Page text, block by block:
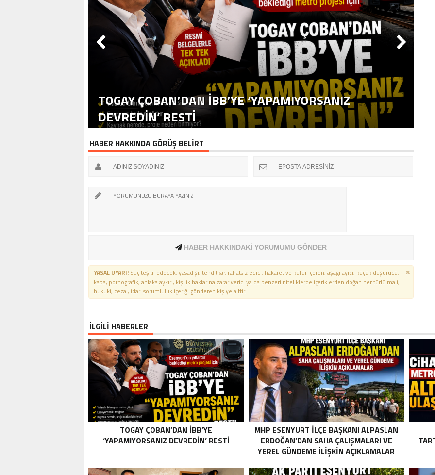
TOGAY ÇOBAN’DAN İBB’YE ‘YAPAMIYORSANIZ
DEVREDIN’ RESTI
HABER HAKKINDA GÖRÜŞ BELİRT
HABER HAKKINDAKİ YORUMUMU GÖNDER
YASAL UYARI! Suç teşkil edecek, yasadışı, tehditkar, rahatsız edici, hakaret ve küfür içeren, aşağılayıcı, küçük düşürücü,
kaba, pornografik, ahlaka aykırı, kişilik haklarına zarar verici ya da benzeri niteliklerde içeriklerden doğan her türlü mali,
hukuki, cezai, idari sorumluluk içeriği gönderen kişiye aittir.
İLGİLİ HABERLER
TOGAY ÇOBAN’DAN İBB’YE
‘YAPAMIYORSANIZ DEVREDIN’ RESTI
MHP ESENYURT İLÇE BAŞKANI ALPASLAN
ERDOĞAN’DAN SAHA ÇALIŞMALARI VE
YEREL GÜNDEME İLIŞKIN AÇIKLAMALAR